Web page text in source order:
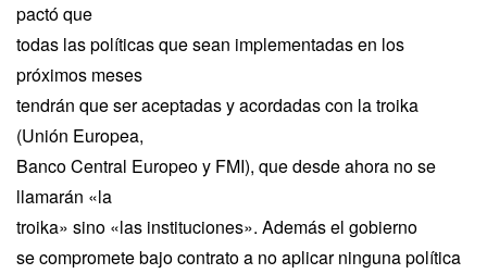
pactó que
todas las políticas que sean implementadas en los
próximos meses
tendrán que ser aceptadas y acordadas con la troika
(Unión Europea,
Banco Central Europeo y FMI), que desde ahora no se
llamarán «la
troika» sino «las instituciones». Además el gobierno
se compromete bajo contrato a no aplicar ninguna política